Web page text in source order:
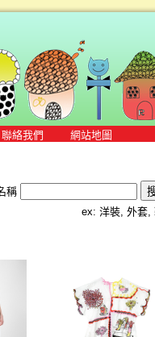
聯絡我們 網站地圖
稱
ex: 洋裝, 外套,